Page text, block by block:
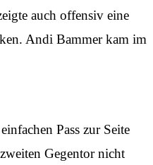
auch offensiv eine
Andi Bammer kam im
Pass zur Seite
Gegentor nicht